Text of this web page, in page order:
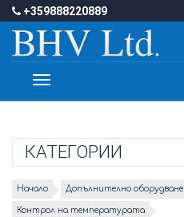
+359888220889
Toggle
КАТЕГОРИИ
Начало Допълнително оборудване
Контрол на температурата